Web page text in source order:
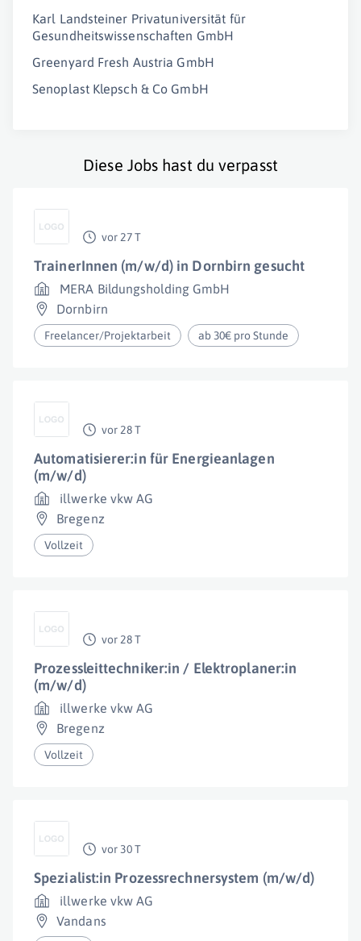
Karl Landsteiner Privatuniversität für
Gesundheitswissenschaften GmbH
Greenyard Fresh Austria GmbH
Senoplast Klepsch & Co GmbH
Diese Jobs hast du verpasst
vor 27 T
TrainerInnen (m/w/d) in Dornbirn gesucht
MERA Bildungsholding GmbH
Dornbirn
Freelancer/Projektarbeit ab 30€ pro Stunde
vor 28 T
Automatisierer:in für Energieanlagen
(m/w/d)
illwerke vkw AG
Bregenz
Vollzeit
vor 28 T
Prozessleittechniker:in / Elektroplaner:in
(m/w/d)
illwerke vkw AG
Bregenz
Vollzeit
vor 30 T
Spezialist:in Prozessrechnersystem (m/w/d)
illwerke vkw AG
Vandans